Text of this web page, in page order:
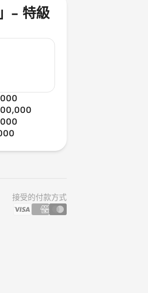
- 特級
接受的付款方式